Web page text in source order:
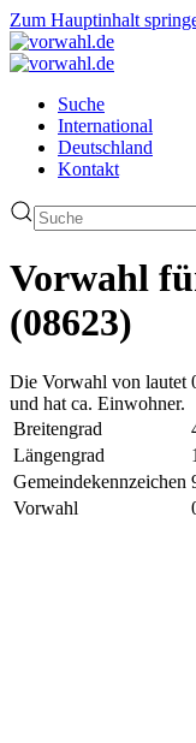
Zum Hauptinhalt
Suche
International
Deutschland
Kontakt
Vorwahl
(08623)
Die Vorwahl von lautet
und hat ca. Einwohner.
Breitengrad
Längengrad
Gemeindekennzeichen
Vorwahl